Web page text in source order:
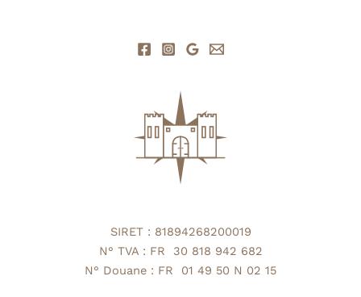
SIRET : 81894268200019
N° TVA : FR 30 818 942 682
N° Douane : FR 01 49 50 N 02 15